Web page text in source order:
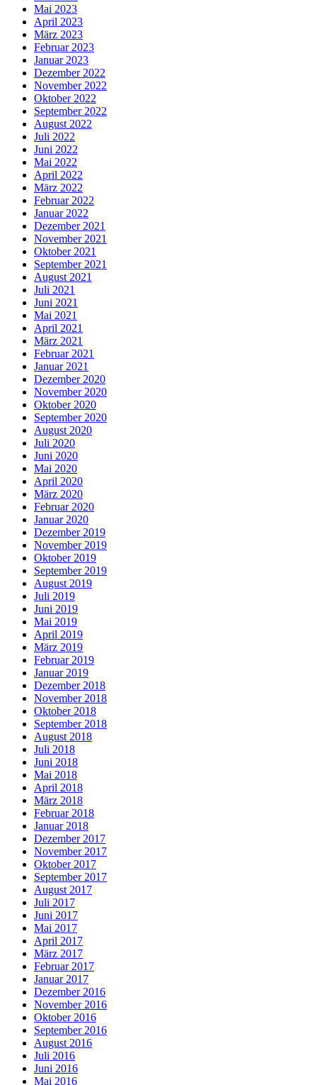
Mai 2023
April 2023
März 2023
Februar 2023
Januar 2023
Dezember 2022
November 2022
Oktober 2022
September 2022
August 2022
Juli 2022
Juni 2022
Mai 2022
April 2022
März 2022
Februar 2022
Januar 2022
Dezember 2021
November 2021
Oktober 2021
September 2021
August 2021
Juli 2021
Juni 2021
Mai 2021
April 2021
März 2021
Februar 2021
Januar 2021
Dezember 2020
November 2020
Oktober 2020
September 2020
August 2020
Juli 2020
Juni 2020
Mai 2020
April 2020
März 2020
Februar 2020
Januar 2020
Dezember 2019
November 2019
Oktober 2019
September 2019
August 2019
Juli 2019
Juni 2019
Mai 2019
April 2019
März 2019
Februar 2019
Januar 2019
Dezember 2018
November 2018
Oktober 2018
September 2018
August 2018
Juli 2018
Juni 2018
Mai 2018
April 2018
März 2018
Februar 2018
Januar 2018
Dezember 2017
November 2017
Oktober 2017
September 2017
August 2017
Juli 2017
Juni 2017
Mai 2017
April 2017
März 2017
Februar 2017
Januar 2017
Dezember 2016
November 2016
Oktober 2016
September 2016
August 2016
Juli 2016
Juni 2016
Mai 2016